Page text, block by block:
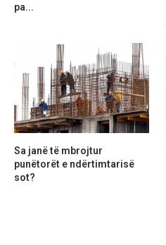
pa...
Sa janë të mbrojtur
punëtorët e ndërtimtarisë
sot?